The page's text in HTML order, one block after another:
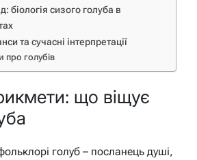
біологія сизого голуба в
та сучасні інтерпретації
про голубів
що віщує
голуб – посланець душі,